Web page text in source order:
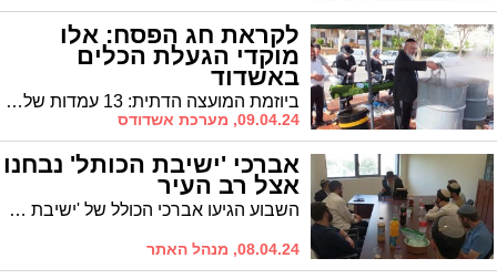
לקראת חג הפסח: אלו
מוקדי הגעלת הכלים
באשדוד
ביוזמת המועצה הדתית: 13 עמדות של הגעלת כלים "חינם" לשירות הציבור לקראת חג הפסח ברובעי העיר
09.04.24, מערכת אשדודס
אברכי 'ישיבת הכותל' נבחנו
אצל רב העיר
השבוע הגיעו אברכי הכולל של 'ישיבת הכותל' להיבחן אצל רב העיר הגר"י שיינין, שהרעיף עליהם שבחים
08.04.24, מנהל האתר